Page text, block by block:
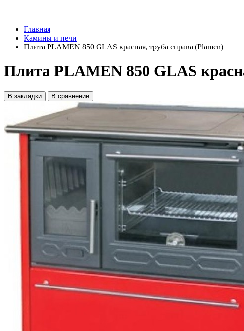
Главная
Камины и печи
Плита PLAMEN 850 GLAS красная, труба справа (Plamen)
Плита PLAMEN 850 GLAS
В закладки В сравнение